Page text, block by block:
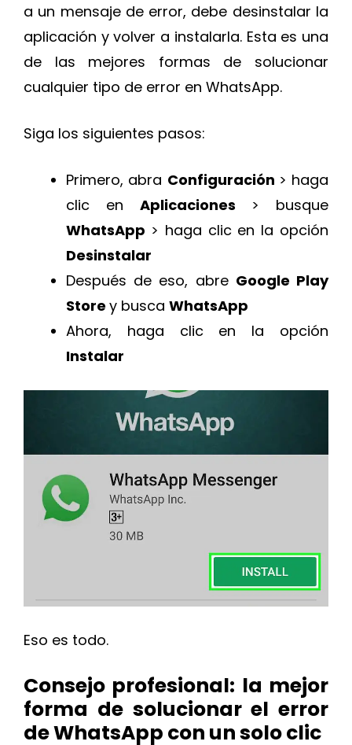
a un mensaje de error, debe desinstalar la
aplicación y volver a instalarla. Esta es una
de las mejores formas de solucionar
cualquier tipo de error en WhatsApp.
Siga los siguientes pasos:
Primero, abra Configuración > haga
clic en Aplicaciones > busque
WhatsApp > haga clic en la opción
Desinstalar
Después de eso, abre Google Play
Store y busca WhatsApp
Ahora, haga clic en la opción
Instalar
Eso es todo.
Consejo profesional: la mejor
forma de solucionar el error
de WhatsApp con un solo clic